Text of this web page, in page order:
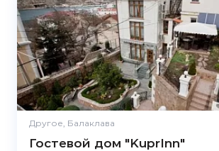
Другое, Балаклава
Гостевой дом "KuprInn"